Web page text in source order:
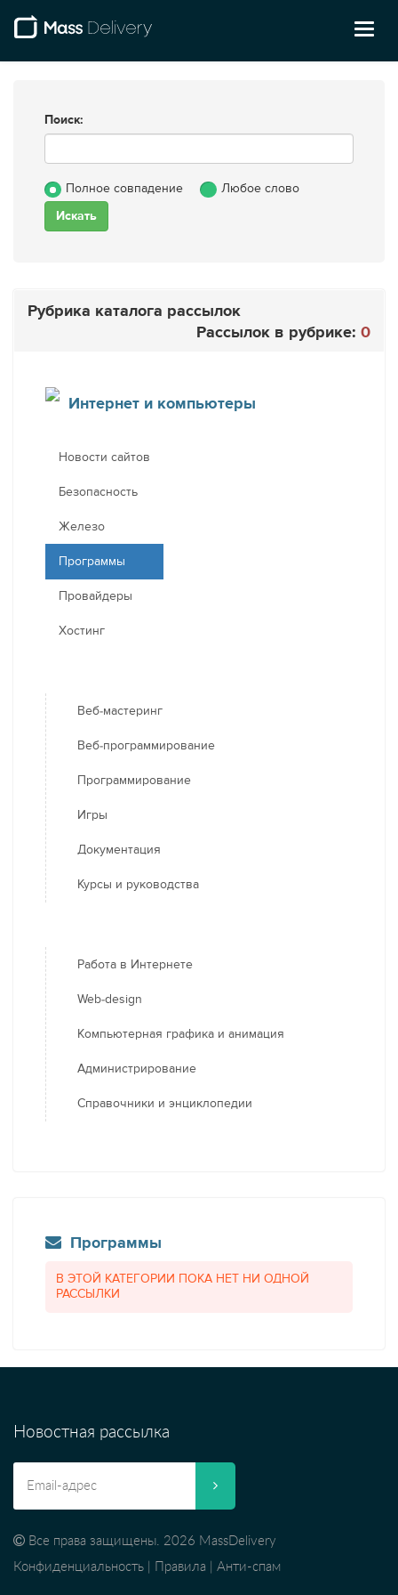
Поиск:
Полное совпадение Любое слово
Рубрика каталога рассылок
Рассылок в рубрике: 0
Интернет и компьютеры
Новости сайтов
Безопасность
Железо
Программы
Провайдеры
Хостинг
Веб-мастеринг
Веб-программирование
Программирование
Игры
Документация
Курсы и руководства
Работа в Интернете
Web-design
Компьютерная графика и анимация
Администрирование
Справочники и энциклопедии
Программы
В ЭТОЙ КАТЕГОРИИ ПОКА НЕТ НИ ОДНОЙ
РАССЫЛКИ
Новостная рассылка
Все права защищены. 2026 MassDelivery
Конфиденциальность
Правила Анти-спам